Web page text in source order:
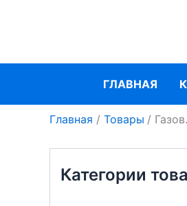
ГЛАВНАЯ
Главная Товары
Категории